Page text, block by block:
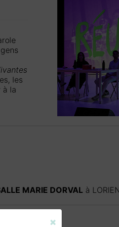
les
à la
MARIE DORVAL à